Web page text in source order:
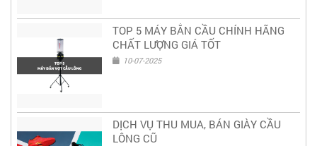
TOP 5 MÁY BẮN CẦU CHÍNH HÃNG
CHẤT LƯỢNG GIÁ TỐT
10-07-2025
DỊCH VỤ THU MUA, BÁN GIÀY CẦU
LÔNG CŨ